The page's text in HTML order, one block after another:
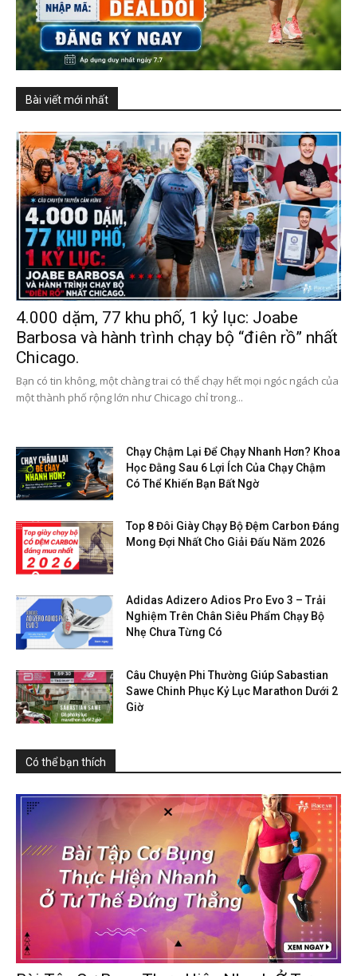
Bài viết mới nhất
4.000 dặm, 77 khu phố, 1 kỷ lục: Joabe
Barbosa và hành trình chạy bộ “điên rồ” nhất
Chicago.
Bạn có tin không, một chàng trai có thể chạy hết mọi ngóc ngách của
một thành phố rộng lớn như Chicago chỉ trong...
Chạy Chậm Lại Để Chạy Nhanh Hơn? Khoa
Học Đằng Sau 6 Lợi Ích Của Chạy Chậm
Có Thể Khiến Bạn Bất Ngờ
Top 8 Đôi Giày Chạy Bộ Đệm Carbon Đáng
Mong Đợi Nhất Cho Giải Đấu Năm 2026
Adidas Adizero Adios Pro Evo 3 – Trải
Nghiệm Trên Chân Siêu Phẩm Chạy Bộ
Nhẹ Chưa Từng Có
Câu Chuyện Phi Thường Giúp Sabastian
Sawe Chinh Phục Kỷ Lục Marathon Dưới 2
Giờ
Có thể bạn thích